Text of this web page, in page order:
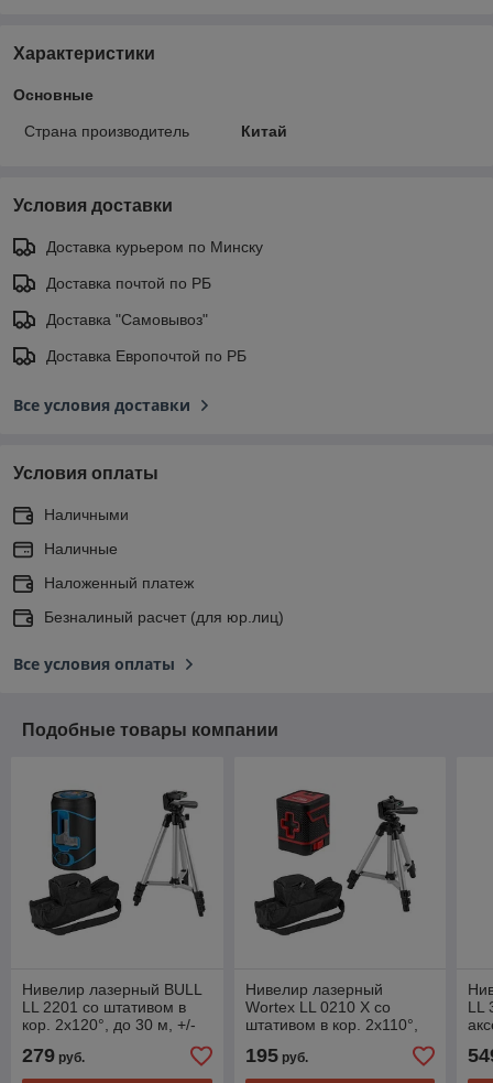
Характеристики
Основные
Страна производитель Китай
Условия доставки
Доставка курьером по Минску
Доставка почтой по РБ
Доставка "Самовывоз"
Доставка Европочтой по РБ
Все условия доставки
Условия оплаты
Наличными
Наличные
Наложенный платеж
Безналиный расчет (для юр.лиц)
Все условия оплаты
Подобные товары компании
Нивелир лазерный BULL
LL 2201 со штативом в
кор. 2х120°, до 30 м, +/-
279 руб.
Нивелир лазерный
Wortex LL 0210 X со
штативом в кор. 2х110°,
зеленый
195руб.
LL